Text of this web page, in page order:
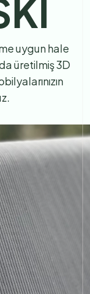
uygun hale
üretilmiş 3D